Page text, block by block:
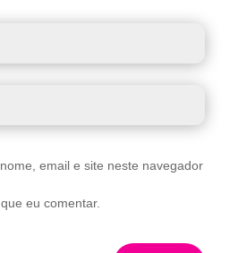
email e site neste navegador
eu comentar.